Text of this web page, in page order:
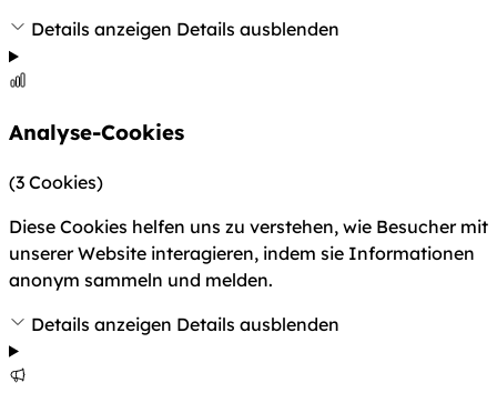
Details anzeigen Details ausblenden
Analyse-Cookies
(3 Cookies)
Diese Cookies helfen uns zu verstehen, wie Besucher mit
unserer Website interagieren, indem sie Informationen
anonym sammeln und melden.
Details anzeigen Details ausblenden